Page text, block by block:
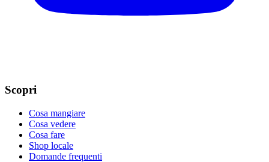
Scopri
Cosa mangiare
Cosa vedere
Cosa fare
Shop locale
Domande frequenti